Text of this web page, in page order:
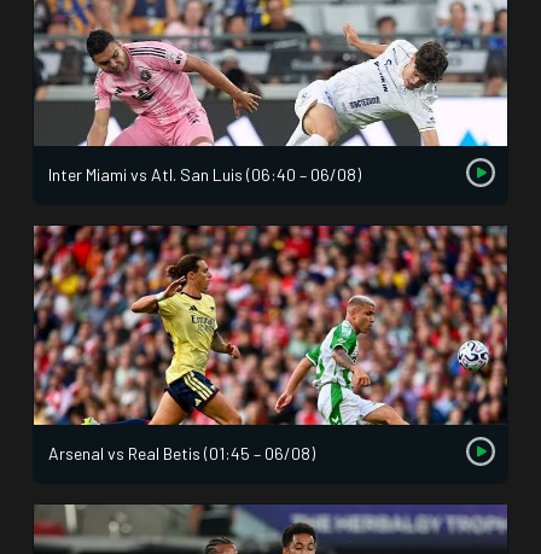
Inter Miami vs Atl. San Luis (06:40 – 06/08)
Arsenal vs Real Betis (01:45 – 06/08)